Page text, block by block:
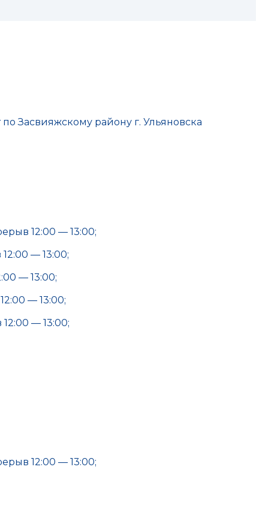
Засвияжскому району г. Ульяновска
12:00 — 13:00;
— 13:00;
— 13:00;
— 13:00;
— 13:00;
12:00 — 13:00;